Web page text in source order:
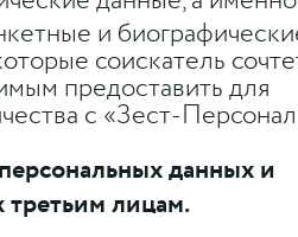
и
соискатель
предоставить для
с «Зест-
данных и
третьим лицам.